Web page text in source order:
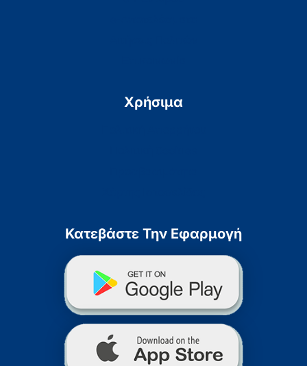
Χρήσιμα
Κατεβάστε Την Εφαρμογή